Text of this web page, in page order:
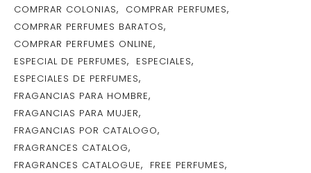
COMPRAR COLONIAS, COMPRAR PERFUMES,
COMPRAR PERFUMES BARATOS,
COMPRAR PERFUMES ONLINE,
ESPECIAL DE PERFUMES, ESPECIALES,
ESPECIALES DE PERFUMES,
FRAGANCIAS PARA HOMBRE,
FRAGANCIAS PARA MUJER,
FRAGANCIAS POR CATALOGO,
FRAGRANCES CATALOG,
FRAGRANCES CATALOGUE, FREE PERFUMES,